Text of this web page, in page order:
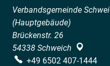
Verbandsgemeinde
(Hauptgebäude)
Brückenstr. 26
54338 Schweich
+49 6502 407-1444